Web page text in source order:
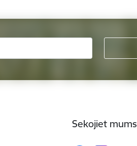
Sekojiet mums